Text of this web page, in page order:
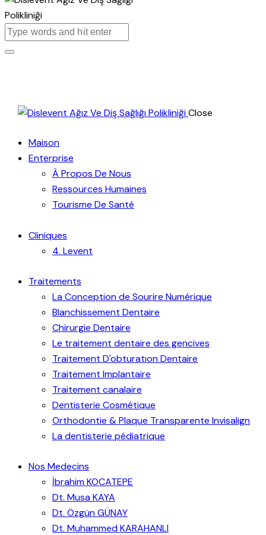
Close
Maison
Enterprise
À Propos De Nous
Ressources Humaines
Tourisme De Santé
Cliniques
4. Levent
Traitements
La Conception de Sourire Numérique
Blanchissement Dentaire
Chirurgie Dentaire
Le traitement dentaire des gencives
Traitement D'obturatıon Dentaire
Traitement Implantaire
Traitement canalaire
Dentisterie Cosmétique
Orthodontie & Plaque Transparente Invisalign
La dentisterie pédiatrique
Nos Medecins
İbrahim KOCATEPE
Dt. Musa KAYA
Dt. Özgün GÜNAY
Dt. Muhammed KARAHANLI